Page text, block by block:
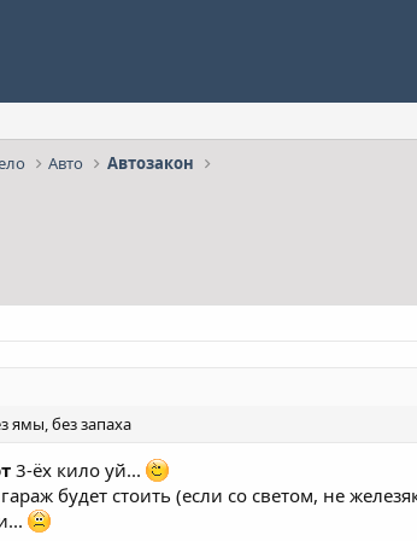
Авто Автозакон
ямы, без запаха
3-ёх кило уй...
будет стоить (если со светом, не